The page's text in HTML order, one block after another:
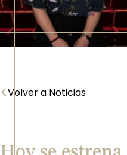
<Volver a Noticias